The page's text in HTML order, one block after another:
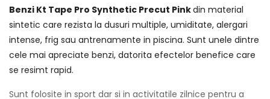
Benzi Kt Tape Pro Synthetic Precut Pinkdin material
sintetic care rezista la dusuri multiple, umiditate, alergari
intense, frig sau antrenamente in piscina. Sunt unele dintre
cele mai apreciate benzi, datorita efectelor benefice care
se resimt rapid.
Sunt folosite in sport dar si in activitatile zilnice pentru a